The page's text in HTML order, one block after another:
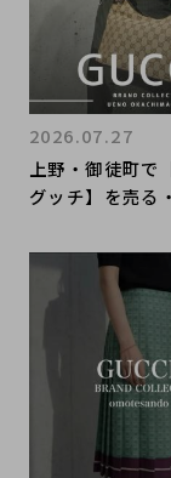
上野・御徒町で
グッチ】を売る
町店｜GG
houlder Bag／
バス ワンショ
グ入荷｜Buy
ry in Ueno
-Free
2026.07.27